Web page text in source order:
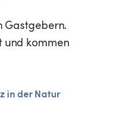
Gastgebern.
und kommen
inderNatur